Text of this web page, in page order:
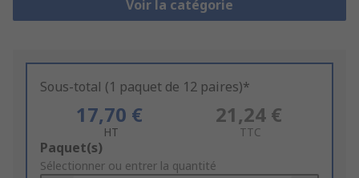
Voir la catégorie
Sous-total (1 paquet de 12 paires)*
17,70 €
HT
21,24 €
TTC
Add
to
Paquet(s)
Sélectionner ou entrer la quantité